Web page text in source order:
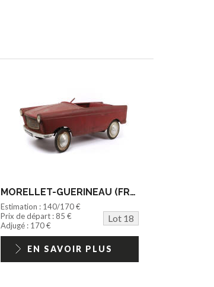
MORELLET-GUERINEAU (FRANCE) (1)
Estimation : 140/170 €
Prix de départ : 85 €
Lot 18
Adjugé : 170 €
EN SAVOIR PLUS